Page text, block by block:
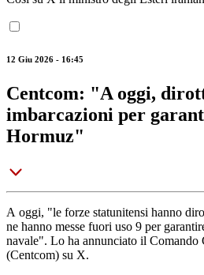
12 Giu 2026 - 16:45
Centcom: "A oggi,
imbarcazioni per
Hormuz"
A oggi, "le forze statunitensi hanno
ne hanno messe fuori uso 9 per
navale". Lo ha annunciato il Comando
(Centcom) su X.